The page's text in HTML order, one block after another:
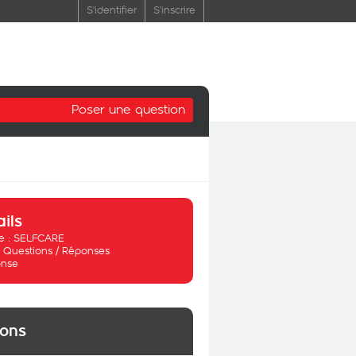
S'identifier S'inscrire
Poser une question
: SELFCARE
Questions / Réponses